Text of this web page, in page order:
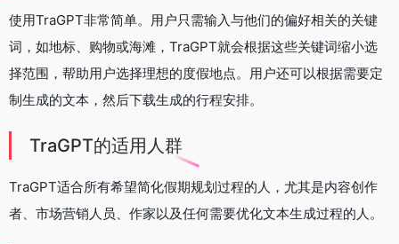
使用TraGPT非常简单。用户只需输入与他们的偏好相关的关键
词，如地标、购物或海滩，TraGPT就会根据这些关键词缩小选
择范围，帮助用户选择理想的度假地点。用户还可以根据需要定
制生成的文本，然后下载生成的行程安排。
TraGPT的适用人群
TraGPT适合所有希望简化假期规划过程的人，尤其是内容创作
者、市场营销人员、作家以及任何需要优化文本生成过程的人。